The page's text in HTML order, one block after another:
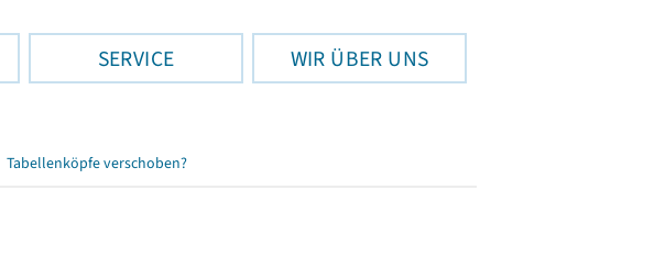
SERVICE WIR ÜBER UNS
Tabellenköpfe verschoben?